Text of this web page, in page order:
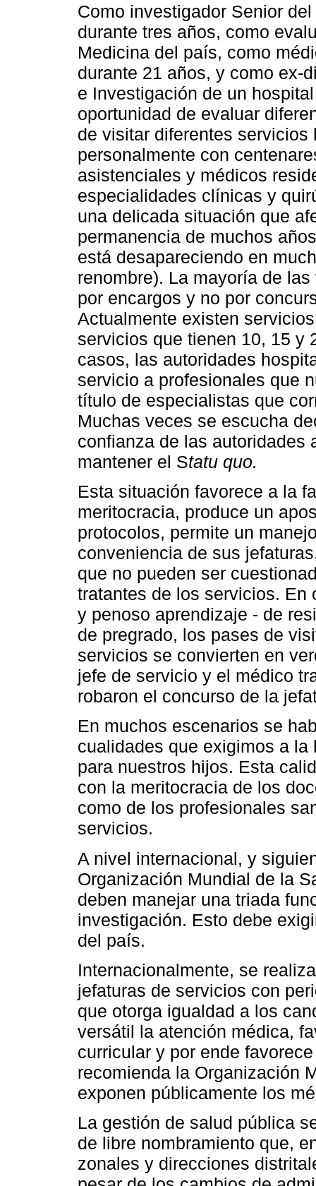
Como investigador Senior
durante tres años, como
Medicina del país, como
durante 21 años, y como ex-
e Investigación de un
oportunidad de evaluar
de visitar diferentes servicios
personalmente con
asistenciales y médicos
especialidades clínicas y
una delicada situación que
permanencia de muchos
está desapareciendo en
renombre). La mayoría de
por encargos y no por
Actualmente existen
servicios que tienen 10, 15 y
casos, las autoridades
servicio a profesionales que
título de especialistas que
Muchas veces se escucha
confianza de las autoridades
mantener el Statu quo.
Esta situación favorece a la
meritocracia, produce un
protocolos, permite un
conveniencia de sus
que no pueden ser
tratantes de los servicios. En
y penoso aprendizaje - de
de pregrado, los pases de
servicios se convierten en
jefe de servicio y el médico
robaron el concurso de la
En muchos escenarios se
cualidades que exigimos a
para nuestros hijos. Esta
con la meritocracia de los
como de los profesionales
servicios.
A nivel internacional, y
Organización Mundial de la
deben manejar una triada
investigación. Esto debe
del país.
Internacionalmente, se
jefaturas de servicios con
que otorga igualdad a los
versátil la atención médica,
curricular y por ende
recomienda la Organización
exponen públicamente los
La gestión de salud pública
de libre nombramiento que,
zonales y direcciones